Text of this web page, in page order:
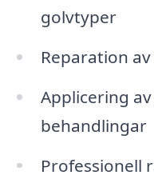
golvtyper
Reparation
Applicering
behandlingar
Professionell